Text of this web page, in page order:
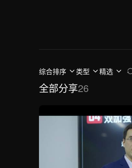
综合排序 类型 精选
全部分享26